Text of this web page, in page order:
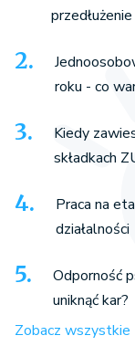
roku - co
Kiedy
składkach
Praca na
działalności
Odporność
uniknąć kar?
Zobacz wszystkie